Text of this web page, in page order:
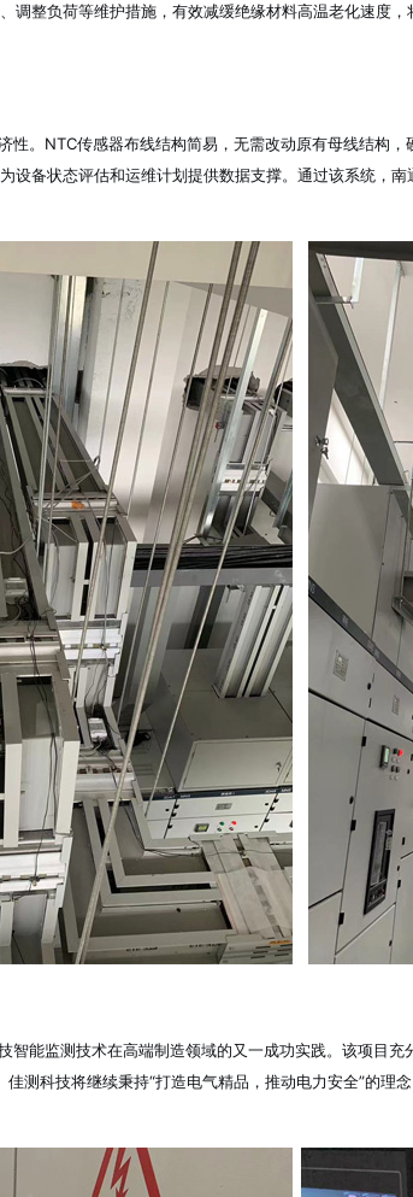
调整负荷等维护措施，有效减缓绝缘材料高温老化速度
。NTC传感器布线结构简易，无需改动原有母线结构
设备状态评估和运维计划提供数据支撑。通过该系统，
能监测技术在高端制造领域的又一成功实践。该项目
测科技将继续秉持“打造电气精品，推动电力安全”的